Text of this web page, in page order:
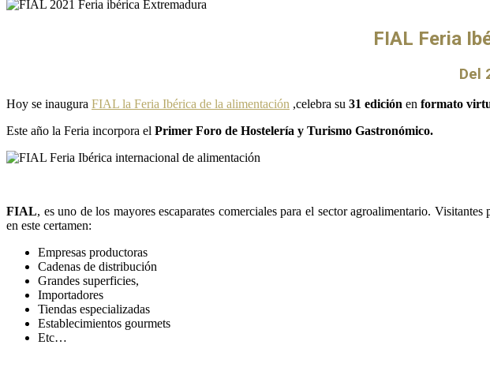
FIAL Feria
Del
Hoy se inaugura FIAL la Feria Ibérica de la alimentación ,celebra su 31 edición en formato
Este año la Feria incorpora el Primer Foro de Hostelería y Turismo Gastronómico.
FIAL, es uno de los mayores escaparates comerciales para el sector agroalimentario.
en este certamen:
Empresas productoras
Cadenas de distribución
Grandes superficies,
Importadores
Tiendas especializadas
Establecimientos gourmets
Etc…